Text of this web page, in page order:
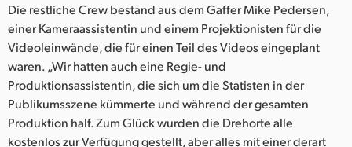
Die restliche Crew bestand aus dem Gaffer Mike Pedersen,
einer Kameraassistentin und einem Projektionisten für die
Videoleinwände, die für einen Teil des Videos eingeplant
waren. „Wir hatten auch eine Regie- und
Produktionsassistentin, die sich um die Statisten in der
Publikumsszene kümmerte und während der gesamten
Produktion half. Zum Glück wurden die Drehorte alle
kostenlos zur Verfügung gestellt, aber alles mit einer derart